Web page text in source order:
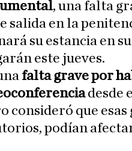
, una falta
salida en la
su estancia en su
este jueves.
falta grave por
desde
consideró que esas
podían